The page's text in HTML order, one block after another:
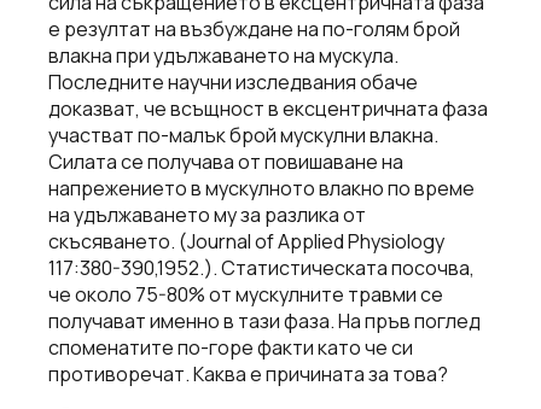
е резултат на възбуждане на по-голям брой
влакна при удължаването на мускула.
Последните научни изследвания обаче
доказват, че всъщност в ексцентричната фаза
участват по-малък брой мускулни влакна.
Силата се получава от повишаване на
напрежението в мускулното влакно по време
на удължаването му за разлика от
скъсяването. (Journal of Applied Physiology
117:380-390,1952.). Статистическата посочва,
че около 75-80% от мускулните травми се
получават именно в тази фаза. На пръв поглед
споменатите по-горе факти като че си
противоречат. Каква е причината за това?